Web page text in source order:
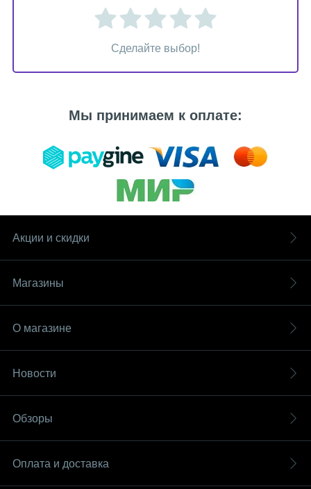
Сделайте выбор!
Мы принимаем к оплате:
Акции и скидки
Магазины
О магазине
Новости
Обзоры
Оплата и доставка